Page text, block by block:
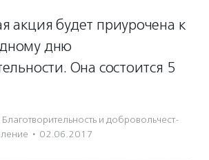
акция будет приурочена к
дню
Она состоится 5
Благотвори­тель­ность и доброволь­чест­
· 02.06.2017